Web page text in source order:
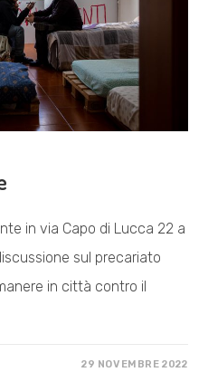
in via Capo di Lucca 22 a
sul precariato
in città contro il
29 NOVEMBRE 2022